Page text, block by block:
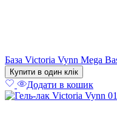
База Victoria Vynn Mega
Купити в один клік
Додати в кошик